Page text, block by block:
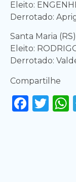
Eleito:
Derrotado:
Santa Maria (RS)
Eleito:
Derrotado:
Compartilhe